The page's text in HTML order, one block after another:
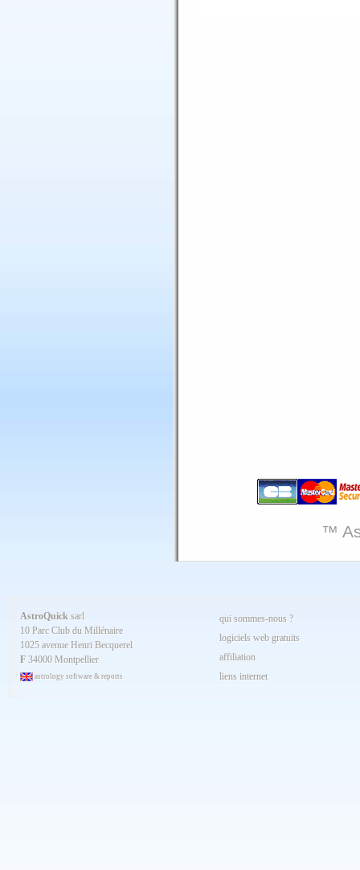
™
AstroQuick sarl
10 Parc Club du Millénaire
1025 avenue Henri Becquerel
F 34000 Montpellier
astrology software & reports
qui sommes-nous ?
logiciels web gratuits
affiliation
liens internet